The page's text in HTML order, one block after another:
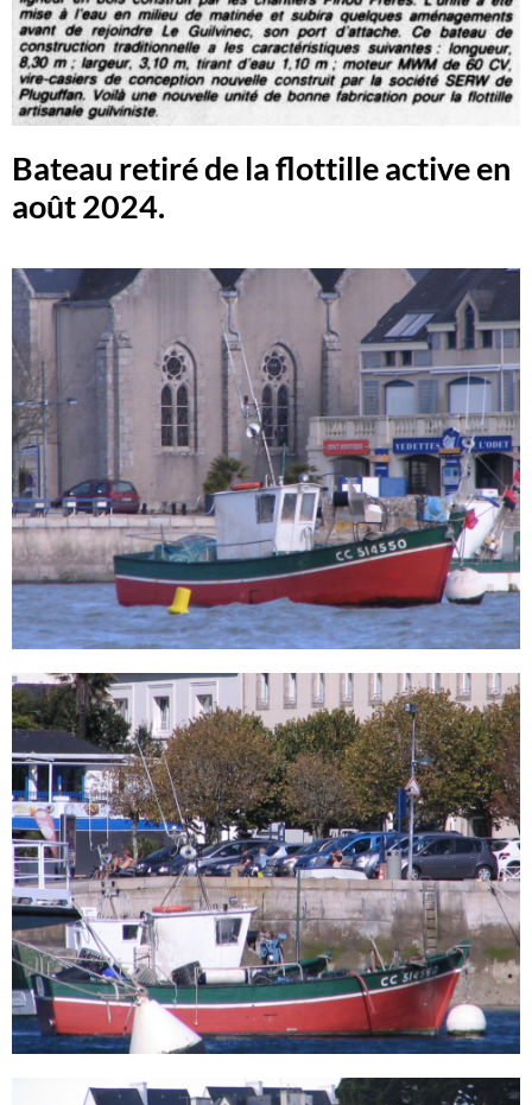
Bateau retiré de la flottille active en
août 2024.